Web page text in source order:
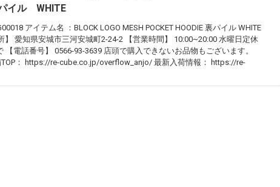
イル WHITE
アイテム名 ：BLOCK LOGO MESH POCKET HOODIE 裏パイル WHITE
愛知県安城市三河安城町2-24-2 【営業時間】 10:00~20:00 水曜日定休
電話番号】 0566-93-3639 店頭で購入できないお品物もございます。
： https://re-cube.co.jp/overflow_anjo/ 最新入荷情報： https://re-